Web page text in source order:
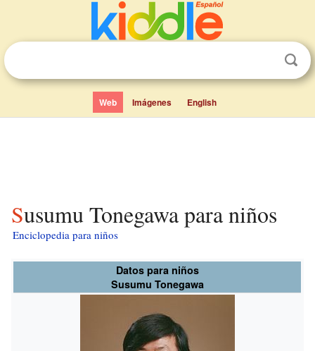
Web Imágenes English
Susumu Tonegawa para niños
Enciclopedia para niños
Datos para niños
Susumu Tonegawa